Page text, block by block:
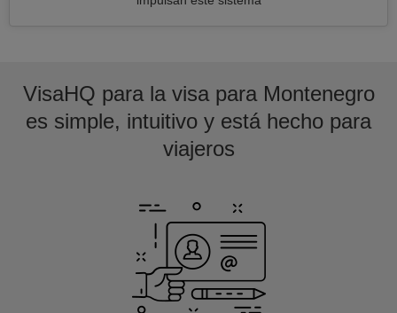
VisaHQ para la visa para Montenegro
es simple, intuitivo y está hecho para
viajeros